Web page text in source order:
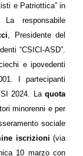
e Patriottica” in
responsabile
, Presidente del
“CSICI-ASD”.
e ipovedenti
I partecipanti
2024. La quota
minorenni e per
sociale
iscrizioni(via
10 marzo con